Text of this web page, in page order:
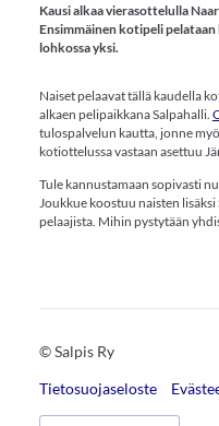
Kausi alkaa vierasottelulla
Ensimmäinen kotipeli
lohkossa yksi.
Naiset pelaavat tällä kaudella
alkaen pelipaikkana Salpahalli.
tulospalvelun kautta, jonne
kotiottelussa vastaan asettuu
Tule kannustamaan sopivasti
Joukkue koostuu naisten
pelaajista. Mihin pystytään
©Salpis Ry
Tietosuojaseloste